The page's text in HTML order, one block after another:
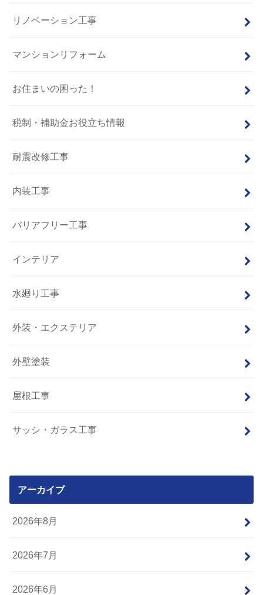
リノベーション工事
マンションリフォーム
お住まいの困った！
税制・補助金お役立ち情報
耐震改修工事
内装工事
バリアフリー工事
インテリア
水廻り工事
外装・エクステリア
外壁塗装
屋根工事
サッシ・ガラス工事
アーカイブ
2026年8月
2026年7月
2026年6月